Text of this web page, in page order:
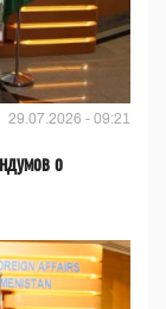
29.07.2026 - 09:21
о